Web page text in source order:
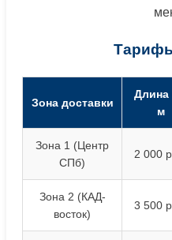
Зона доставки
Длина
м
Зона 1 (Центр
СПб)
2 000
Зона 2 (КАД-
восток)
3 500